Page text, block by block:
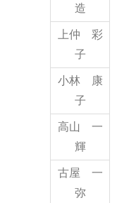
造
上仲 彩
子
小林 康
子
高山 一
輝
古屋 一
弥